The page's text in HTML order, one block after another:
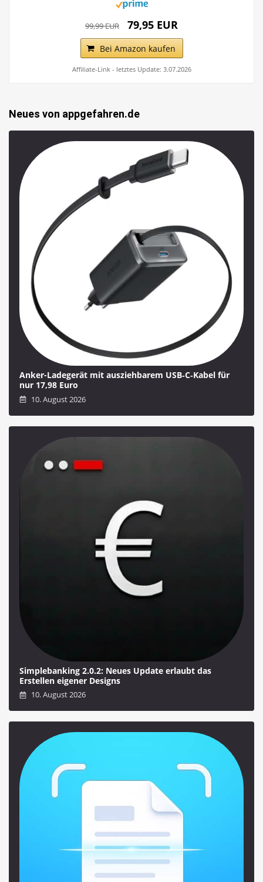
99,99 EUR 79,95 EUR
Bei Amazon kaufen
Affiliate-Link - letztes Update: 3.07.2026
Neues von appgefahren.de
Anker-Ladegerät mit ausziehbarem USB‑C‑Kabel für
nur 17,98 Euro
10. August 2026
Simplebanking 2.0.2: Neues Update erlaubt das
Erstellen eigener Designs
10. August 2026